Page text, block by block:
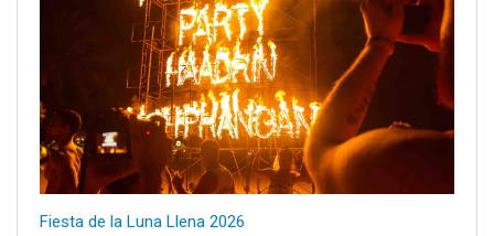
Fiesta de la Luna Llena 2026